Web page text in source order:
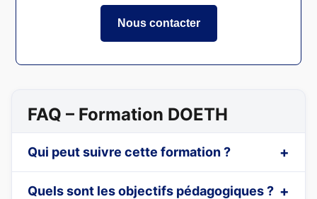
Nous contacter
FAQ – Formation DOETH
Qui peut suivre cette formation ?
Quels sont les objectifs pédagogiques ?